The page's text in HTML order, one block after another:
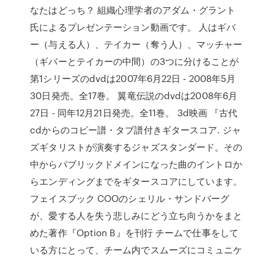
なたはどっち？ 組織心理学者のアダム・グラント
氏によるプレゼンテーション動画です。 人はギバ
ー（与える人）、テイカー（奪う人）、マッチャー
（ギバーとテイカーの中間）の3つに分けることが
第1シリーズのdvdは2007年6月22日 - 2008年5月
30日発売。全17巻。 翼竜伝説のdvdは2008年6月
27日 - 同年12月21日発売。全11巻。 3d映画 『古代
cdからのコピー譜・タブ譜付きギタースコア. ジャ
ズギタリストが演奏するジャズスタンダード。その
中からパブリックドメインになった曲のイントロか
らエンディングまでをギタースコアにしています。
フェイスブック COOのシェリル・サンドバーグ
が、愛する人を失う悲しみにどう立ち向うかをまと
めた著作『Option B』を刊行 チームで仕事をして
いる方にとって、チーム内でスムーズにコミュニケ